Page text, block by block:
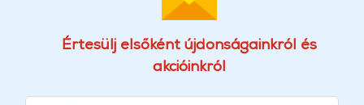
Értesülj elsőként újdonságainkról és
akcióinkról